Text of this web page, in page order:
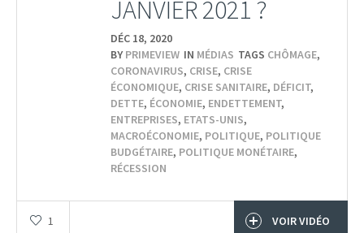
JANVIER 2021 ?
DÉC 18, 2020
BYPRIMEVIEW IN MÉDIAS TAGS CHÔMAGE,
CORONAVIRUS, CRISE, CRISE
ÉCONOMIQUE, CRISE SANITAIRE, DÉFICIT,
DETTE, ÉCONOMIE, ENDETTEMENT,
ENTREPRISES, ETATS-UNIS,
MACROÉCONOMIE, POLITIQUE, POLITIQUE
BUDGÉTAIRE, POLITIQUE MONÉTAIRE,
RÉCESSION
1 VOIR VIDÉO